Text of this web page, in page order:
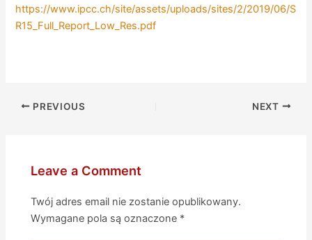
https://www.ipcc.ch/site/assets/uploads/sites/2/2019/06/S
R15_Full_Report_Low_Res.pdf
PREVIOUS NEXT
Leave a Comment
Twój adres email nie zostanie opublikowany.
Wymagane pola są oznaczone *